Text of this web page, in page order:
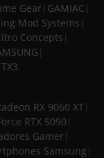
Gear GAMIAC
Mod Systems
Concepts
TX3
RX 9060 XT
RTX 5090
Gamer
Samsung